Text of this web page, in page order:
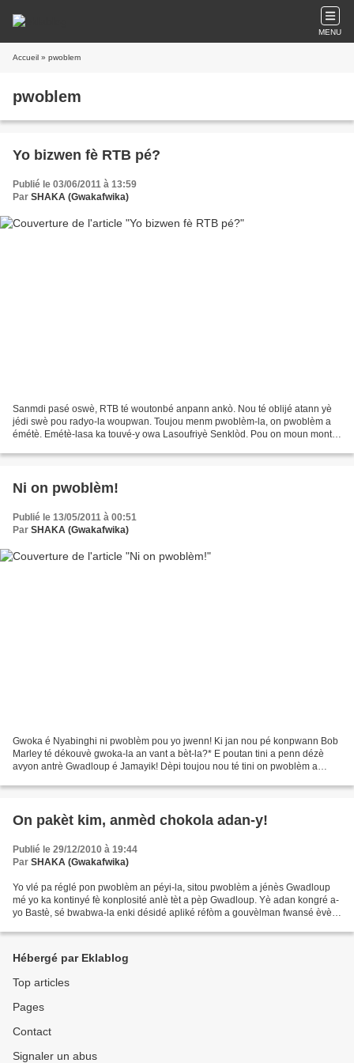
MENU
Accueil » pwoblem
pwoblem
Yo bizwen fè RTB pé?
Publié le 03/06/2011 à 13:59
Par SHAKA (Gwakafwika)
Sanmdi pasé oswè, RTB té woutonbé anpann ankò. Nou té oblijé atann yè
jédi swè pou radyo-la woupwan. Toujou menm pwoblèm-la, on pwoblèm a
émétè. Emétè-lasa ka touvé-y owa Lasoufriyè Senklòd. Pou on moun monté
Ni on pwoblèm!
Publié le 13/05/2011 à 00:51
Par SHAKA (Gwakafwika)
Gwoka é Nyabinghi ni pwoblèm pou yo jwenn! Ki jan nou pé konpwann Bob
Marley té dékouvè gwoka-la an vant a bèt-la?* E poutan tini a penn dézè
avyon antrè Gwadloup é Jamayik! Dèpi toujou nou té tini on pwoblèm a
On pakèt kim, anmèd chokola adan-y!
Publié le 29/12/2010 à 19:44
Par SHAKA (Gwakafwika)
Yo vlé pa réglé pon pwoblèm an péyi-la, sitou pwoblèm a jénès Gwadloup
mé yo ka kontinyé fè konplosité anlè tèt a pèp Gwadloup. Yè adan kongré a-
yo Bastè, sé bwabwa-la enki désidé apliké réfòm a gouvèlman fwansé èvè
Hébergé par Eklablog
Top articles
Pages
Contact
Signaler un abus